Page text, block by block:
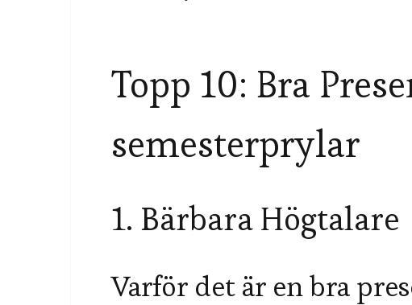
Topp 10: Bra
semesterprylar
1. Bärbara Högtalare
Varför det är en bra